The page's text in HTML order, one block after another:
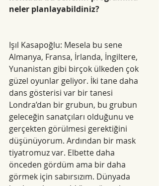
neler planlayabildiniz?
Işıl Kasapoğlu: Mesela bu sene
Almanya, Fransa, İrlanda, İngiltere,
Yunanistan gibi birçok ülkeden çok
güzel oyunlar geliyor. İki tane daha
dans gösterisi var bir tanesi
Londra’dan bir grubun, bu grubun
geleceğin sanatçıları olduğunu ve
gerçekten görülmesi gerektiğini
düşünüyorum. Ardından bir mask
tiyatromuz var. Elbette daha
önceden gördüm ama bir daha
görmek için sabırsızım. Dünyada